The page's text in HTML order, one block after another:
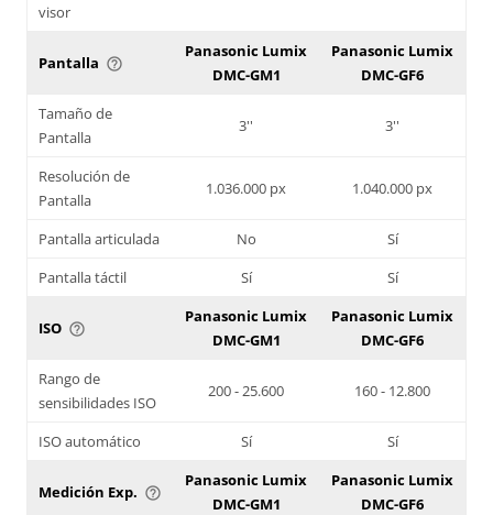
visor
Pantalla help_outline
Panasonic Lumix
DMC-GM1
Panasonic Lumix
DMC-GF6
Tamaño de
Pantalla
3'' 3''
Resolución de
Pantalla
1.036.000 px 1.040.000 px
Pantalla articulada No
Sí
Pantalla táctil
Sí Sí
ISO help_outline
Panasonic Lumix
DMC-GM1
Panasonic Lumix
DMC-GF6
Rango de
sensibilidades ISO
200 - 25.600 160 - 12.800
ISO automático Sí Sí
Medición Exp. help_outline
Panasonic Lumix
DMC-GM1
Panasonic Lumix
DMC-GF6